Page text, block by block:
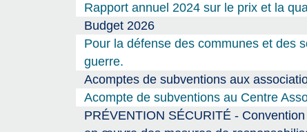
Rapport annuel 2024 sur le prix et la
Budget 2026
Pour la défense des communes et des
guerre.
Acomptes de subventions aux
Acompte de subventions au Centre
PRÉVENTION SÉCURITÉ -